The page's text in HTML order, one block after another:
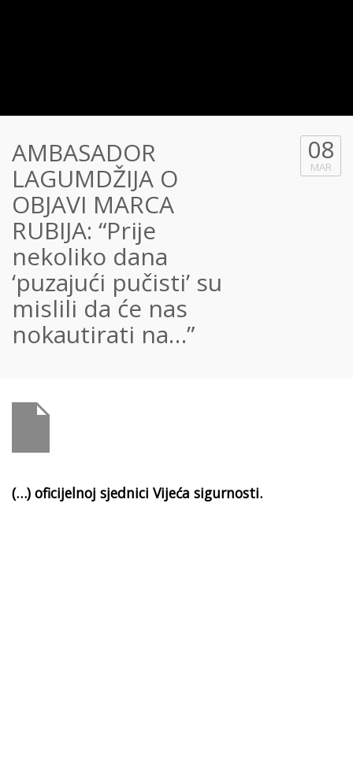
AMBASADOR
LAGUMDŽIJA O
OBJAVI MARCA
RUBIJA: “Prije
nekoliko dana
‘puzajući pučisti’ su
mislili da će nas
nokautirati na…”
08
MAR
(…) oficijelnoj sjednici Vijeća sigurnosti.